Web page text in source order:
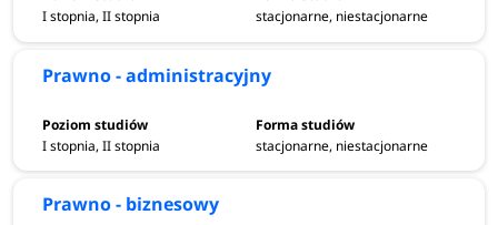
Nowe kierunki studiów 2023/2024 na
UMCS w Lublinie
Skłodowskiej powiększyła się o 11 nowych kierunków
studiów. Na kandydatów czekają: sustanability
migracjami i mobilnością, kreatywność i projektowanie
I stopnia, II stopnia stacjonarne, niestacjonarne
Prawno - administracyjny
I stopnia, II stopnia stacjonarne, niestacjonarne
Prawno - biznesowy